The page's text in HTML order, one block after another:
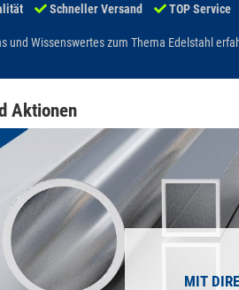
Schneller Versand TOP Service
und Wissenswertes zum Thema Edelstahl
Aktionen
MIT